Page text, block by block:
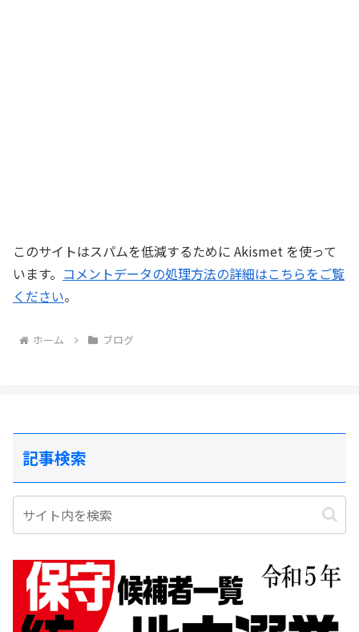
このサイトはスパムを低減するために Akismet を使って
います。 コメントデータの処理方法の詳細はこちらをご覧
ください。
ホーム ブログ
記事検索